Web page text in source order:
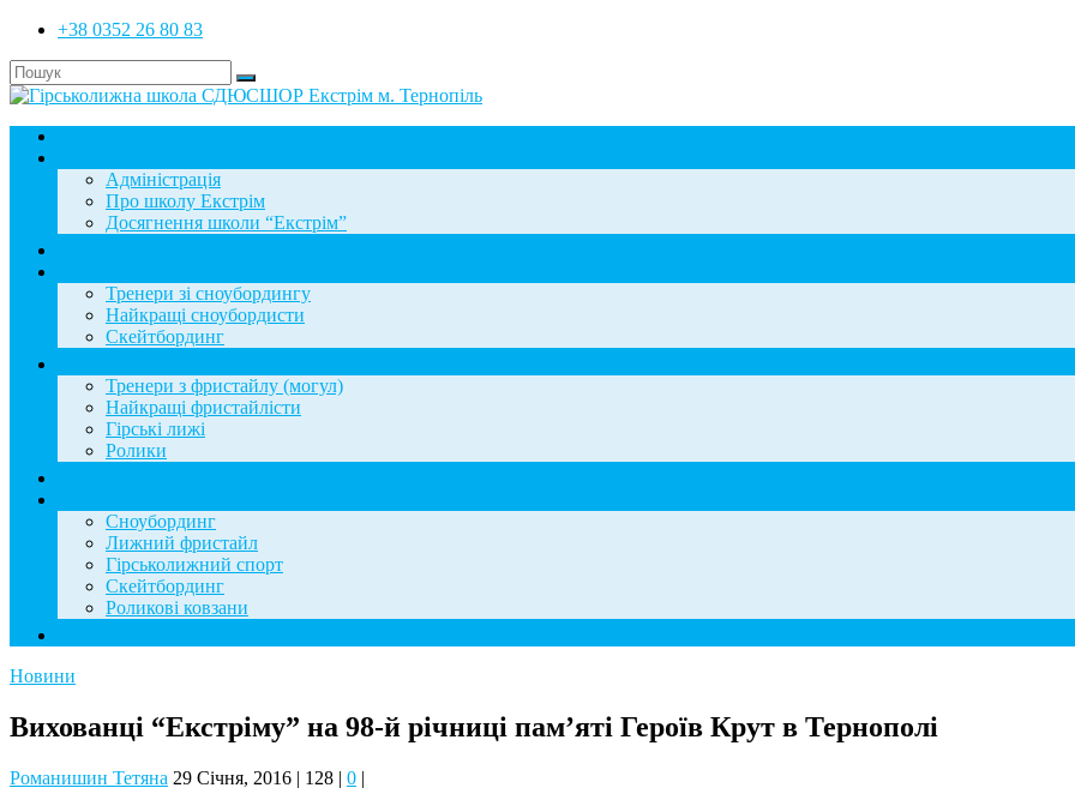
+38 0352 26 80 83
Адміністрація
Про школу Екстрім
Досягнення школи “Екстрім”
Тренери зі сноубордингу
Найкращі сноубордисти
Скейтбординг
Тренери з фристайлу (могул)
Найкращі фристайлісти
Гірські лижі
Ролики
Сноубординг
Лижний фристайл
Гірськолижний спорт
Скейтбординг
Роликові ковзани
Новини
Вихованці “Екстріму” на 98-й річниці пам’яті Героїв Крут в Тернополі
Романишин Тетяна 29 Січня, 2016 | 128 | 0 |